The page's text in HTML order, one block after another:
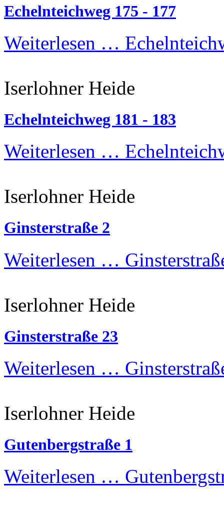
Echelnteichweg 175 - 177
Weiterlesen …
Iserlohner Heide
Echelnteichweg 181 - 183
Weiterlesen …
Iserlohner Heide
Ginsterstraße 2
Weiterlesen …
Iserlohner Heide
Ginsterstraße 23
Weiterlesen …
Iserlohner Heide
Gutenbergstraße 1
Weiterlesen …